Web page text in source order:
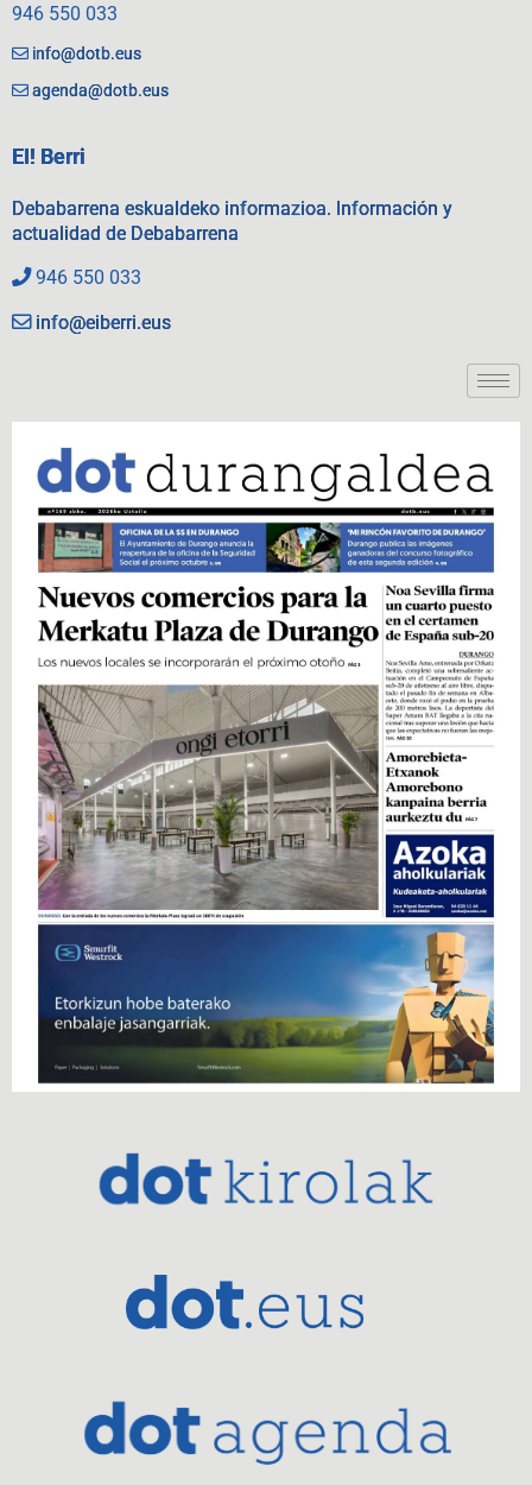
946 550 033
info@dotb.eus
agenda@dotb.eus
EI! Berri
Debabarrena eskualdeko informazioa. Información y
actualidad de Debabarrena
946 550 033
info@eiberri.eus